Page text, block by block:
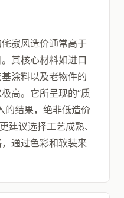
寂风造价通常高于
其核心材料如进口
涂料以及老物件的
高。它所呈现的“质
的结果，绝非低造价
建议选择工艺成熟、
通过色彩和软装来